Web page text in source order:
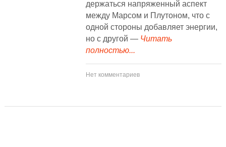
держаться напряженный аспект
между Марсом и Плутоном, что с
одной стороны добавляет энергии,
но с другой — Читать
полностью...
Нет комментариев